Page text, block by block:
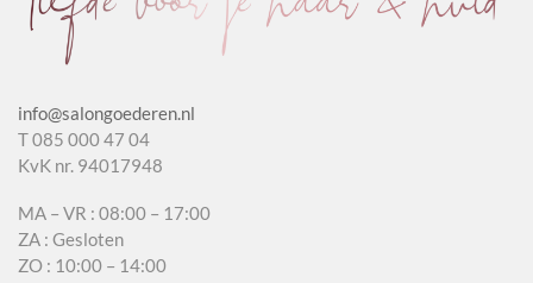
info@salongoederen.nl
T 085 000 47 04
KvK nr. 94017948
MA – VR : 08:00 – 17:00
ZA : Gesloten
ZO : 10:00 – 14:00